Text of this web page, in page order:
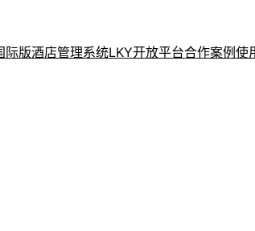
际版酒店管理系统LKY开放平台合作案例使